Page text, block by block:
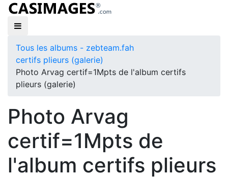
Tous les albums - zebteam.fah
certifs plieurs (galerie)
Photo Arvag certif=1Mpts de l'album certifs
plieurs (galerie)
Photo Arvag
certif=1Mpts de
l'album certifs plieurs